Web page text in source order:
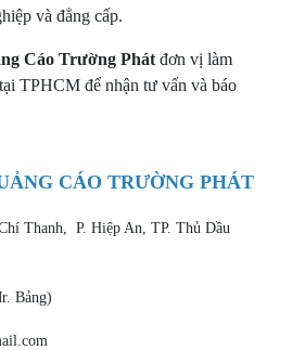
và đẳng cấp.
Cáo Trường Phát đơn vị làm
TPHCM để nhận tư vấn và báo
CÁO TRƯỜNG PHÁT
Thanh, P. Hiệp An, TP. Thủ Dầu
Bảng)